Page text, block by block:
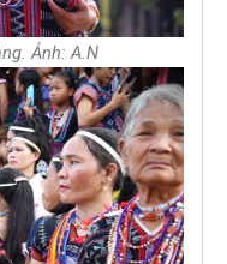
Ảnh: A.N